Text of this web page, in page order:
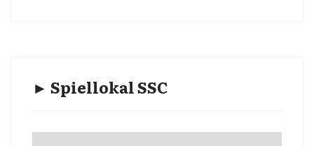
► Spiellokal SSC